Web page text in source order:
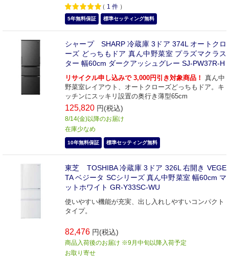
（ 1 件 ）
5年無料保証 標準セッティング無料
シャープ SHARP 冷蔵庫 3ドア 374L オートクロ
ーズ どっちもドア 真ん中野菜室 プラズマクラス
ター 幅60cm ダークアッシュグレー SJ-PW37R-H
リサイクル申し込みで 3,000円引き対象商品！ 真ん中
野菜室レイアウト、オートクローズどっちもドア。キ
ッチンにスッキリ設置の奥行き薄型65cm
125,820 円(税込)
8/14(金)以降のお届け
在庫少なめ
10年無料保証 標準セッティング無料
東芝 TOSHIBA 冷蔵庫 3ドア 326L 右開き VEGE
TA ベジータ SCシリーズ 真ん中野菜室 幅60cm マ
ットホワイト GR-Y33SC-WU
使いやすい機能が充実、出し入れしやすいコンパクト
タイプ。
82,476 円(税込)
商品入荷後のお届け ※9月中旬以降入荷予定
お取り寄せ